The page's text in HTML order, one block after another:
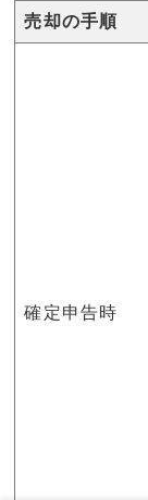
売却の手順
確定申告時